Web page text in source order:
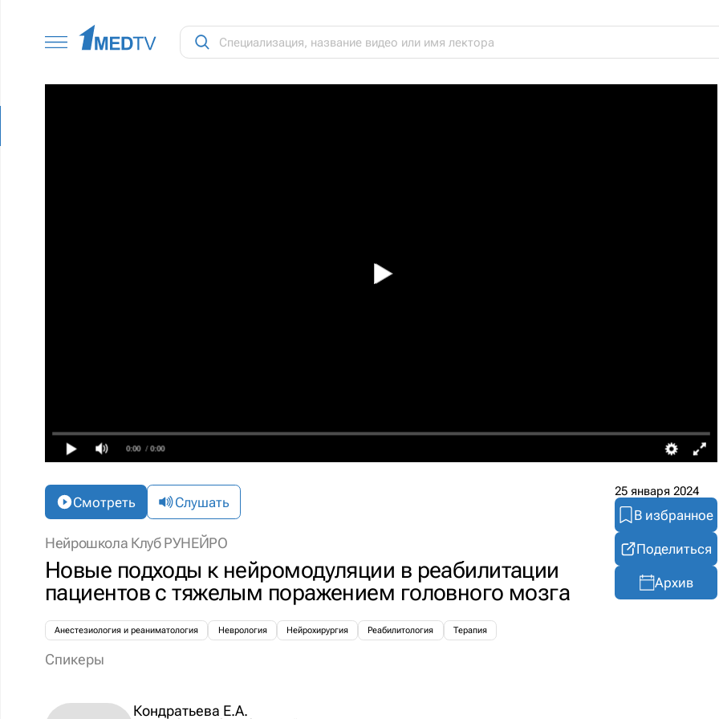
0:00 / 0:00
Смотреть Слушать
Нейрошкола Клуб РУНЕЙРО
Новые подходы к нейромодуляции в реабилитации
пациентов с тяжелым поражением головного мозга
Анестезиология и реаниматология Неврология Нейрохирургия Реабилитология Терапия
25 января 2024
В избранное
Поделиться
Архив
Спикеры
Кондратьева Е.А.